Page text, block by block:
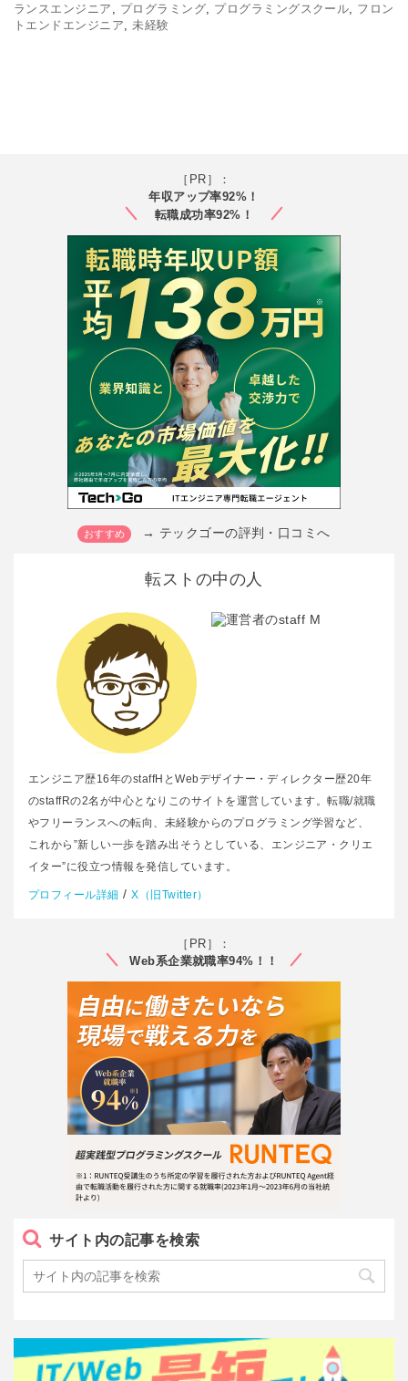
ランスエンジニア
プログラミング プログラミングスクール
フロン
トエンドエンジニア
未経験
［PR］：
年収アップ率92%！
転職成功率92%！
→ テックゴーの評判・口コミへ
転ストの中の人
エンジニア歴16年のstaffHとWebデザイナー・ディレクター歴20年
のstaffRの2名が中心となりこのサイトを運営しています。転職/就職
やフリーランスへの転向、未経験からのプログラミング学習など、
これから”新しい一歩を踏み出そうとしている、エンジニア・クリエ
イター”に役立つ情報を発信しています。
プロフィール詳細 /X（旧Twitter）
［PR］：
Web系企業就職率94%！！
サイト内の記事を検索